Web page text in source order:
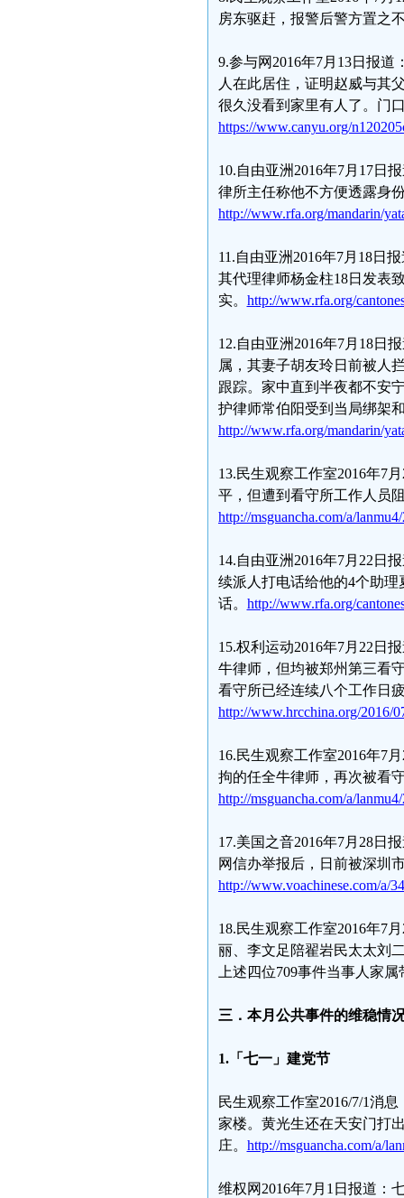
房东驱赶，报警后警方置之
9.参与网2016年7月13日报
人在此居住，证明赵威与其
很久没看到家里有人了。门
https://www.canyu.org/
10.自由亚洲2016年7月17日
律所主任称他不方便透露身
http://www.rfa.org/mandarin/
11.自由亚洲2016年7月18日
其代理律师杨金柱18日发表
实。 http://www.rfa.org/
12.自由亚洲2016年7月18日
属，其妻子胡友玲日前被人
跟踪。家中直到半夜都不安
护律师常伯阳受到当局绑架
http://www.rfa.org/mandarin/
13.民生观察工作室2016年7
平，但遭到看守所工作人员
http://msguancha.com/a/
14.自由亚洲2016年7月22日
续派人打电话给他的4个助
话。 http://www.rfa.org/
15.权利运动2016年7月22日
牛律师，但均被郑州第三看
看守所已经连续八个工作日
http://www.hrcchina.org/2016/
16.民生观察工作室2016年7
拘的任全牛律师，再次被看
http://msguancha.com/a/
17.美国之音2016年7月28日
网信办举报后，日前被深圳
http://www.voachinese.com/a/
18.民生观察工作室2016年7
丽、李文足陪翟岩民太太刘
上述四位709事件当事人家属
三．本月公共事件的维稳情
1.「七一」建党节
民生观察工作室2016/7/1消
家楼。黄光生还在天安门打
庄。 http://msguancha.com/a/
维权网2016年7月1日报道：